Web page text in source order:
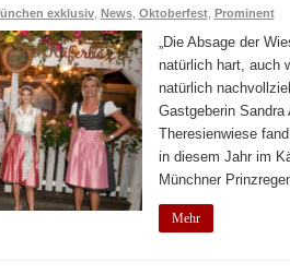
exklusiv, News, Oktoberfest, Prominent
„Die Absage der
natürlich hart, auch
natürlich
Gastgeberin
Theresienwiese
in diesem Jahr im
Münchner
Mehr